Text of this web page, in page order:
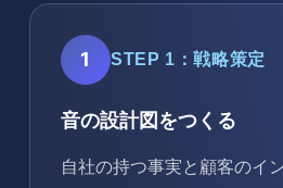
1 STEP 1：戦略策定
音の設計図をつくる
自社の持つ事実と顧客のイ